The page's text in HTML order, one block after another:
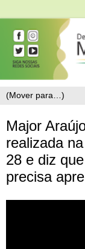
Major
realizada
28 e diz
precisa